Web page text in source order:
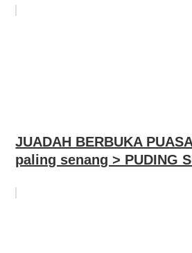
JUADAH BERBUKA
paling senang > PUDING